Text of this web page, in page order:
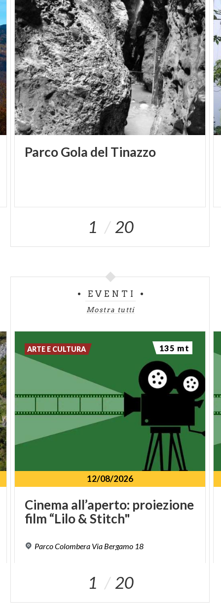
ParcoGola del Tinazzo
1 20
EVENTI
Mostra tutti
12/08/2026
Cinema all’aperto: proiezione
film “Lilo&Stitch"
ParcoColombera Via Bergamo 18
ARTE E CULTURA 135 mt
1 20